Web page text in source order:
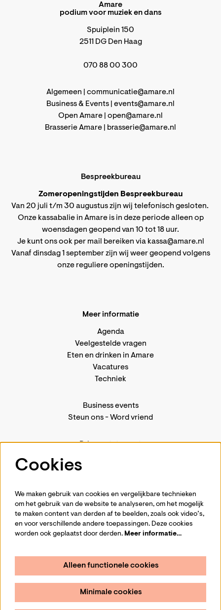
Amare
podium voor muziek en dans
Spuiplein 150
2511 DG Den Haag
070 88 00 300
Algemeen | communicatie@amare.nl
Business & Events | events@amare.nl
Open Amare | open@amare.nl
Brasserie Amare |
brasserie@amare.nl
Bespreekbureau
Zomeropeningstijden Bespreekbureau
Van 20 juli t/m 30 augustus zijn wij telefonisch gesloten.
Onze kassabalie in Amare is in deze periode alleen op
woensdagen geopend van 10 tot 18 uur.
Je kunt ons ook per mail bereiken via kassa@amare.nl
Vanaf dinsdag 1 september zijn wij weer geopend volgens
onze reguliere openingstijden.
Meer informatie
Agenda
Veelgestelde vragen
Eten en drinken in Amare
Vacatures
Techniek
Business events
Steun ons-Word vriend
Privacystatement
Volg ons
Aanmelden
Cookies
We maken gebruik van cookies en vergelijkbare technieken
om het gebruik van de website te analyseren, om het mogelijk
te maken content van derden af te beelden, zoals ook video’s,
en voor verschillende andere toepassingen. Deze cookies
worden ook geplaatst door derden. Meer informatie…
Alleen functionele cookies
Minimale cookies